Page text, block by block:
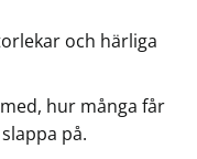
och härliga
hur många får
på.